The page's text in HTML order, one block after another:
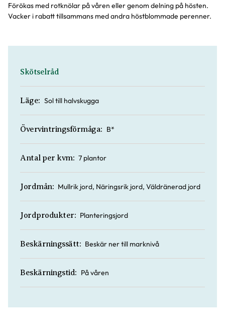
Förökas med rotknölar på våren eller genom delning på hösten.
Vacker i rabatt tillsammans med andra höstblommade perenner.
Skötselråd
Läge: Sol till halvskugga
Övervintringsförmåga: B*
Antal per kvm: 7 plantor
Jordmån: Mullrik jord, Näringsrik jord, Väldränerad jord
Jordprodukter: Planteringsjord
Beskärningssätt: Beskär ner till marknivå
Beskärningstid: På våren